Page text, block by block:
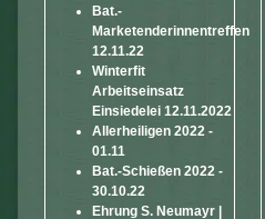
Bat.-
Marketenderinnentreffen
12.11.22
Winterfit
Arbeitseinsatz
Einsiedelei 12.11.2022
Allerheiligen 2022 -
01.11
Bat.-Schießen 2022 -
30.10.22
Ehrung S. Neumayr |